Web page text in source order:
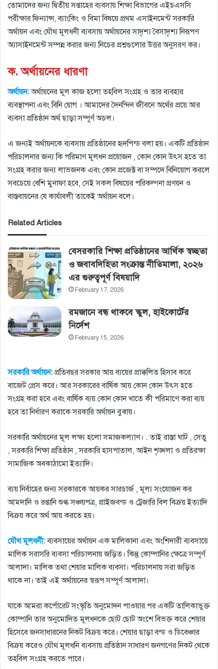
তোমাদের জন্য দ্বিতীয় সপ্তাহের ব্যবসায় শিক্ষা বিভাগের এইচএসসি
পরীক্ষার ফিন্যান্স, ব্যাংকিং ও বিমা বিষয়ে প্রথম এসাইনমেন্ট সরকারি
অর্থায়ন এবং যৌথ মূলধনী ব্যবসায় অর্থায়নের সাদৃশ্য বৈসাদৃশ্য নিরূপণ
অ্যাসাইনমেন্ট সম্পন্ন করার জন্য নিচের প্রশ্নগুলোর উত্তর অনুসরণ কর।
ক. অর্থায়নের ধারণা
অর্থায়ন:অর্থায়নের মূল কাজ হলাে তহবিল সংগ্রহ ও তার ব্যবহার
ব্যবস্থাপনা এবং বিনি য়ােগ । আমাদের দৈনন্দিন জীবনে অর্থের প্রয়ে আর
ব্যবসা প্রতিষ্ঠান অর্থ ছাড়া সম্পূর্ণ অচল।
এ জন্যই অর্থায়নকে ব্যবসায় প্রতিষ্ঠানের হৃদপিন্ড বলা হয়। একটি প্রতিষ্ঠান
পরিচালনার জন্য কি পরিমাণ মূলধন প্রয়ােজন , কোন কোন উৎস হতে তা
সংগ্রহ করার জন্য লাভজনক এবং কোন প্রজেক্ট বা সম্পদে বিনিয়ােগ করলে
সবচেয়ে বেশি মুনাফা হবে, সেই সকল বিষয়ের পরিকল্পনা প্রণয়ন ও
বাস্তবায়নের যে কার্যাবলী তাকেই অর্থায়ন বলে।
Related Articles
বেসরকারি শিক্ষা প্রতিষ্ঠানের আর্থিক স্বচ্ছতা
ও জবাবদিহিতা সংক্রান্ত নীতিমালা, ২০২৬
এর গুরুত্বপূর্ণ বিষয়াদি
February 17, 2026
রমজানে বন্ধ থাকবে স্কুল, হাইকোর্টের‌
নির্দেশ
February 15, 2026
সরকারি অর্থায়ন: প্রতিবছর সরকার আয় ব্যয়ের প্রাক্কলিত হিসাব করে
বাজেট প্রেস করে। আর সরকারের বার্ষিক আয় কোন কোন উৎস হতে
সংগ্রহ করা হবে এবং বার্ষিক ব্যয় কোন কোন খাতে কী পরিমাণে করা ব্যয়
হবে তা নির্ধারণ করাকে সরকারি অর্থায়ন বুঝায়।
সরকারি অর্থায়নের মূল লক্ষ্য হলাে সমাজকল্যাণ। . তাই রাস্তা ঘাট , সেতু
, সরকারি শিক্ষা প্রতিষ্ঠান , সরকারি হাসপাতাল, আইন শৃঙ্খলা ও প্রতিরক্ষা
সামাজিক অবকাঠামাে ইত্যাদি।
ব্যয় নির্বাহের জন্য সরকারকে আয়কর সারচার্জ , মূল্য সংযােজন কর
আমদানি ও রপ্তানি শুল্ক সঞ্চয়পত্র, প্রাইজবন্ড ও ট্রেজারি বিল বিক্রয় ইত্যাদি
বিক্রয় করে অর্থ আয় করতে হয়।
যৌথ মূলধনী:ব্যবসায়ের অর্থায়ন এক মালিকানা এবং অংশিদারী ব্যবসায়ে
মালিক সরাসরি ব্যবসা পরিচালনায় জড়িত। কিন্তু কোম্পানির ক্ষেত্রে সম্পূর্ণ
আলাদা। মালিক তথা শেয়ার মালিক ব্যবসা। পরিচালনায় সরা জড়িত
থাকে না। তাই এই অর্থায়নের স্বরূপ সম্পূর্ণ আলাদা।
যাকে আমরা কর্পোরেট সংস্কৃতি অনুমােদন পাওয়ার পর একটি তালিকাভুক্ত
কোম্পানি তার অনুমােদিত মূলধনকে ছােট ছােট অংশে বিভক্ত করে শেয়ার
হিসেবে জনসাধারনের নিকট বিক্রয় করে। শেয়ার ছাড়া বন্ড ও ডিবেঞ্চার
বিক্রয় করেও যৌথ মূলধনি ব্যবসায় প্রতিষ্ঠান সাধারণ জনগণের নিকট থেকে
তহবিল সংগ্রহ করতে পারে।